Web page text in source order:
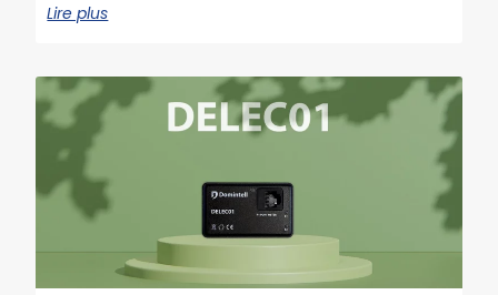
Lire plus